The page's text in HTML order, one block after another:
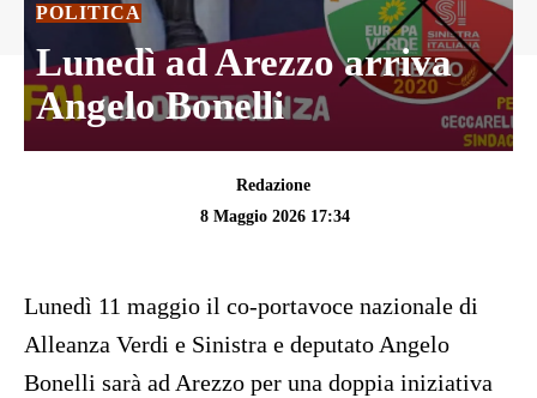
POLITICA
Lunedì ad Arezzo arriva
Angelo Bonelli
Redazione
8 Maggio 2026 17:34
Lunedì 11 maggio il co-portavoce nazionale di
Alleanza Verdi e Sinistra e deputato Angelo
Bonelli sarà ad Arezzo per una doppia iniziativa